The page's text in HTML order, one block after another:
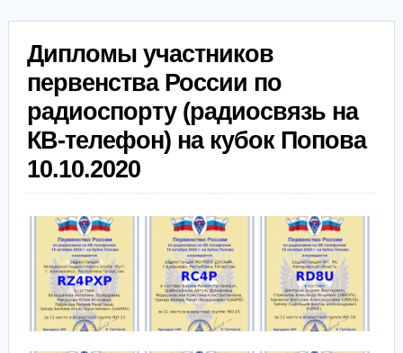
Дипломы участников
первенства России по
радиоспорту (радиосвязь на
КВ-телефон) на кубок Попова
10.10.2020